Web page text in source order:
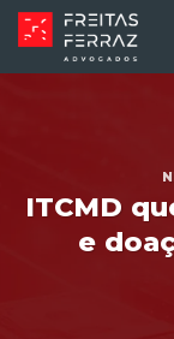
Skip
to
content
ITCMD
e